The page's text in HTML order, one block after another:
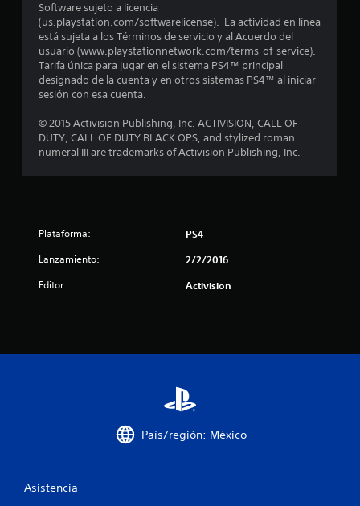
f
i
c
a
c
i
Software sujeto a licencia
(us.playstation.com/softwarelicense). La actividad en línea
está sujeta a los Términos de servicio y al Acuerdo del
usuario (www.playstationnetwork.com/terms-of-service).
Tarifa única para jugar en el sistema PS4™ principal
designado de la cuenta y en otros sistemas PS4™ al iniciar
sesión con esa cuenta.
© 2015 Activision Publishing, Inc. ACTIVISION, CALL OF
DUTY, CALL OF DUTY BLACK OPS, and stylized roman
numeral III are trademarks of Activision Publishing, Inc.
Plataforma: PS4
Lanzamiento: 2/2/2016
Editor: Activision
País/región: México
Asistencia